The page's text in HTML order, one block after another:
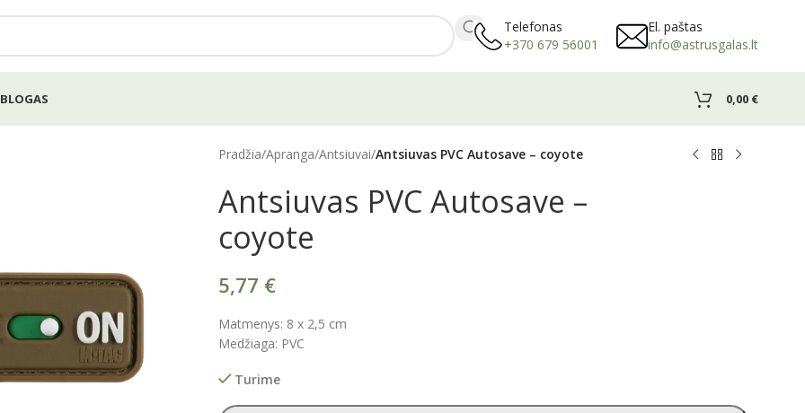
Telefonas
+370 679 56001
El. paštas
info@astrusgalas.lt
BLOGAS 0,00 €
Pradžia/Apranga/Antsiuvai/Antsiuvas PVC Autosave – coyote
Antsiuvas PVC Autosave –
coyote
5,77 €
Matmenys: 8 x 2,5 cm
Medžiaga: PVC
Turime